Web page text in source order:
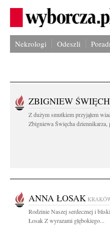
Nekrologi Odeszli
ZBIGNIEW ŚWIĘCH
Z dużym smutkiem przyjąłem
Zbigniewa Święcha dziennikarza,
ANNA ŁOSAK
Rodzinie Naszej serdecznej i
Łosak Z wyrazami głębokiego...